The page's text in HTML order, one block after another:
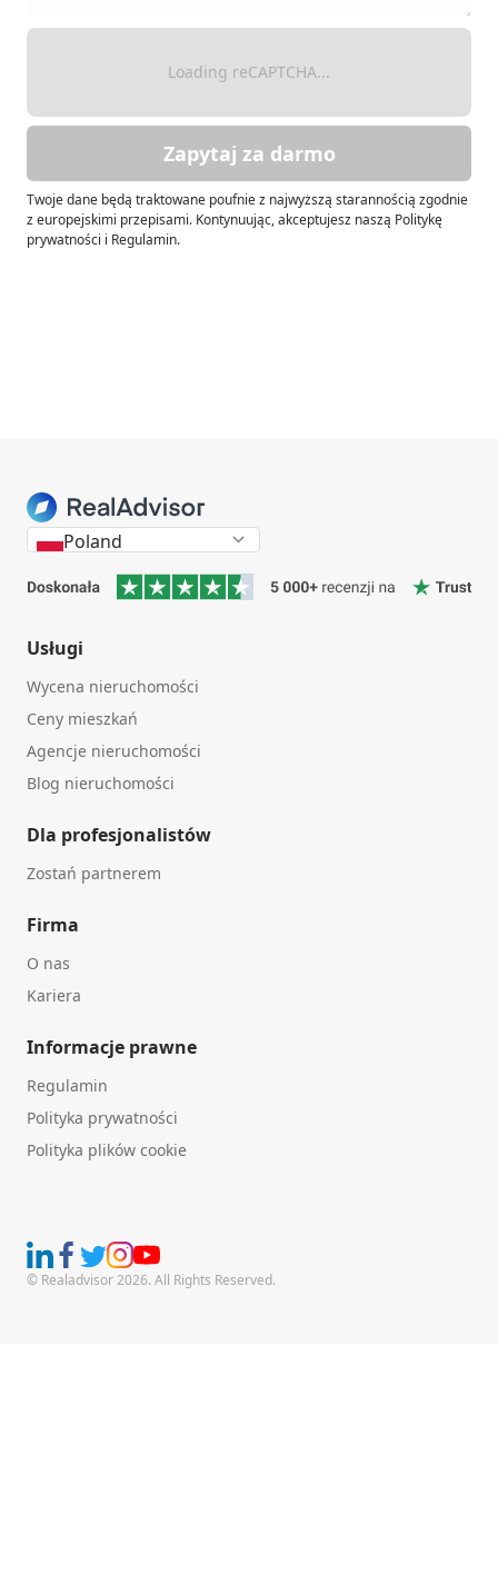
Loading reCAPTCHA...
Zapytaj za darmo
Twoje dane będą traktowane poufnie z najwyższą starannością zgodnie
z europejskimi przepisami. Kontynuując, akceptujesz naszą Politykę
prywatności i Regulamin.
Poland
Usługi
Wycena nieruchomości
Ceny mieszkań
Agencje nieruchomości
Blog nieruchomości
Dla profesjonalistów
Zostań partnerem
Firma
O nas
Kariera
Informacje prawne
Regulamin
Polityka prywatności
Polityka plików cookie
© Realadvisor 2026. All Rights Reserved.